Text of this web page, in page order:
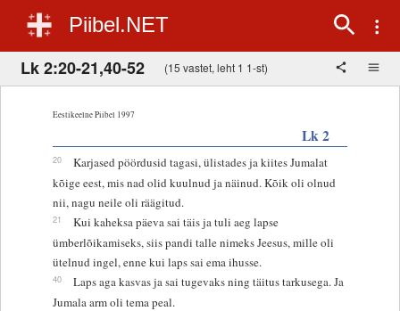
Piibel.NET
Lk 2:20-21,40-52 (15 vastet, leht 1 1-st)
Eestikeelne Piibel 1997
Lk 2
20
Karjased pöördusid tagasi, ülistades ja kiites Jumalat
kõige eest, mis nad olid kuulnud ja näinud. Kõik oli olnud
nii, nagu neile oli räägitud.
21
Kui kaheksa päeva sai täis ja tuli aeg lapse
ümberlõikamiseks, siis pandi talle nimeks Jeesus, mille oli
ütelnud ingel, enne kui laps sai ema ihusse.
40
Laps aga kasvas ja sai tugevaks ning täitus tarkusega. Ja
Jumala arm oli tema peal.